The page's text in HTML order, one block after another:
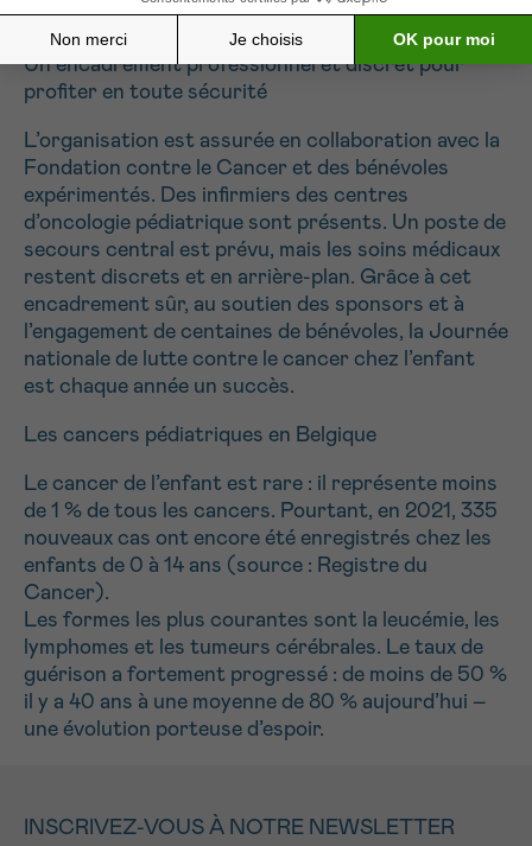
Fondation contre le Cancer
Un encadrement professionnel et discret pour
profiter en toute sécurité
L’organisation est assurée en collaboration avec la
Fondation contre le Cancer et des bénévoles
expérimentés. Des infirmiers des centres
d’oncologie pédiatrique sont présents. Un poste de
secours central est prévu, mais les soins médicaux
restent discrets et en arrière-plan. Grâce à cet
encadrement sûr, au soutien des sponsors et à
l’engagement de centaines de bénévoles, la Journée
nationale de lutte contre le cancer chez l’enfant
est chaque année un succès.
Les cancers pédiatriques en Belgique
Le cancer de l’enfant est rare : il représente moins
de 1 % de tous les cancers. Pourtant, en 2021, 335
nouveaux cas ont encore été enregistrés chez les
enfants de 0 à 14 ans (source : Registre du
Cancer).
Les formes les plus courantes sont la leucémie, les
lymphomes et les tumeurs cérébrales. Le taux de
guérison a fortement progressé : de moins de 50 %
il y a 40 ans à une moyenne de 80 % aujourd’hui –
une évolution porteuse d’espoir.
INSCRIVEZ-VOUS À NOTRE NEWSLETTER